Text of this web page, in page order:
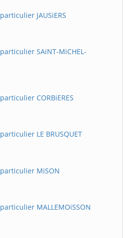
JAUSiERS
SAiNT-MiCHEL-
CORBiERES
LE BRUSQUET
MiSON
MALLEMOiSSON